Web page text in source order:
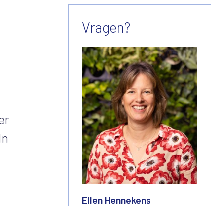
Vragen?
Ellen Hennekens